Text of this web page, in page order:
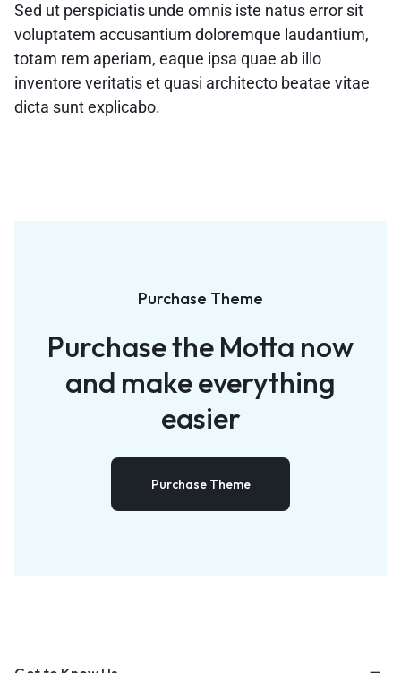
Sed ut perspiciatis unde omnis iste natus error sit
voluptatem accusantium doloremque laudantium,
totam rem aperiam, eaque ipsa quae ab illo
inventore veritatis et quasi architecto beatae vitae
dicta sunt explicabo.
Purchase Theme
Purchase the Motta now
and make everything
easier
Purchase Theme